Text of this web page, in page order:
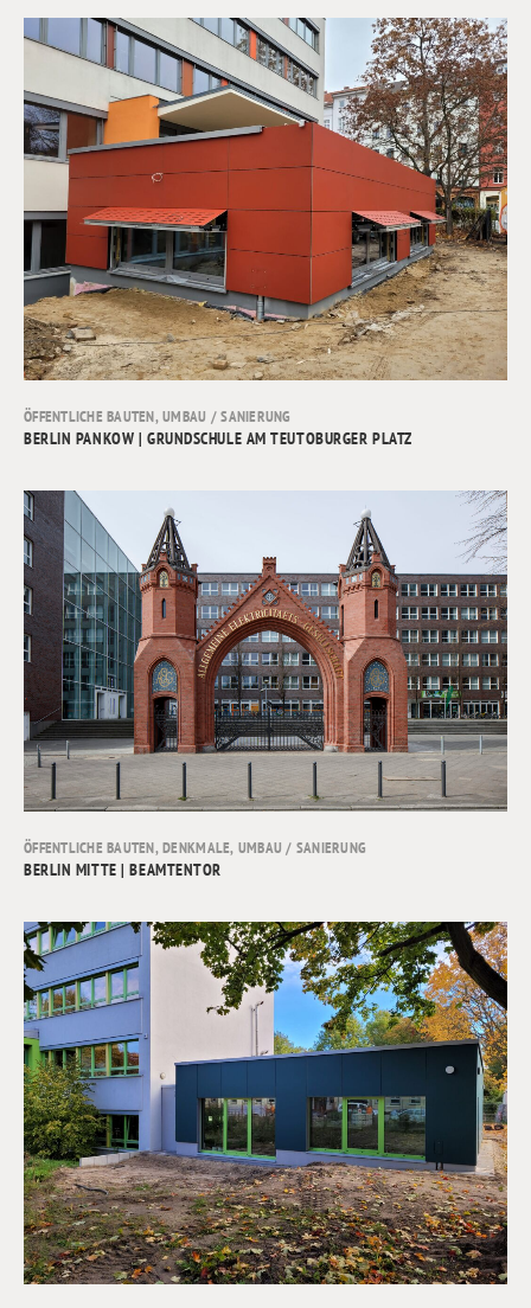
ÖFFENTLICHE BAUTEN,UMBAU / SANIERUNG
BERLIN PANKOW | GRUNDSCHULE AM TEUTOBURGER PLATZ
ÖFFENTLICHE BAUTEN,DENKMALE, UMBAU / SANIERUNG
BERLIN MITTE | BEAMTENTOR